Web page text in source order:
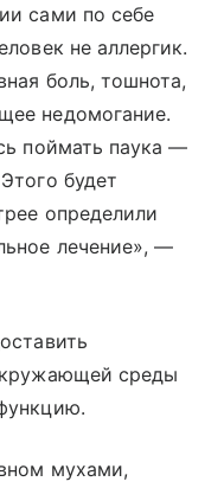
сами по себе
не аллергик.
боль, тошнота,
недомогание.
поймать паука —
будет
определили
лечение», —
среды
мухами,